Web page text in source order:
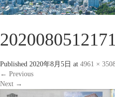
Published 2020年8月5日 at 4961 ×
← Previous
Next →